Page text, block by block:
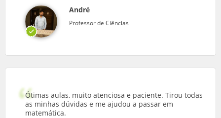
André
Professor de Ciências
Ótimas aulas, muito atenciosa e paciente. Tirou todas
as minhas dúvidas e me ajudou a passar em
matemática.